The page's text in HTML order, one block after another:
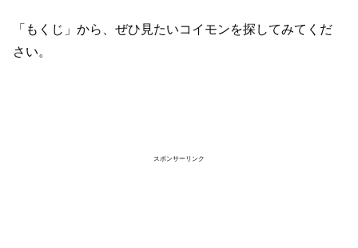
「もくじ」から、ぜひ見たいコイモンを探してみてくだ
さい。
スポンサーリンク